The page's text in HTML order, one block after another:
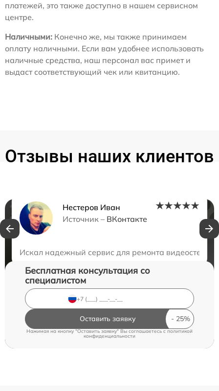
платежей, это также доступно в нашем сервисном
центре.
Наличными: Конечно же, мы также принимаем
оплату наличными. Если вам удобнее использовать
наличные средства, наш персонал вас примет и
выдаст соответствующий чек или квитанцию.
Отзывы наших клиентов
Нестеров Иван
Источник – ВКонтакте
Искал надежный сервис для ремонта видеостены
Нужна консультация?
Бесплатная консультация со
специалистом
Оставить заявку
Нажимая на кнопку "Оставить заявку" Вы соглашаетесь cполитикой
конфиденциальности